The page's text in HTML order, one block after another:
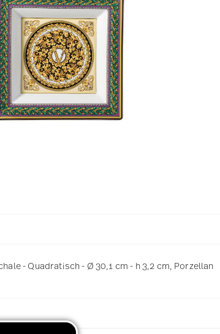
- Quadratisch - Ø 30,1 cm - h 3,2 cm, Porzellan